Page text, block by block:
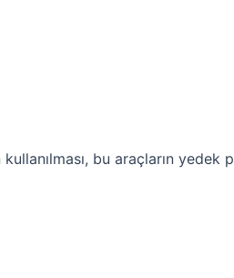
bu araçların yedek